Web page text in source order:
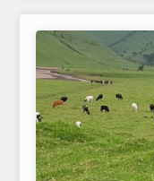
ΕΙΔΗΣΕΙΣ
ΕΥΡΩΠΑΪΚΕΣ ΑΠΟΦΑΣΕΙΣ
ΘΕΜΑΤΑ